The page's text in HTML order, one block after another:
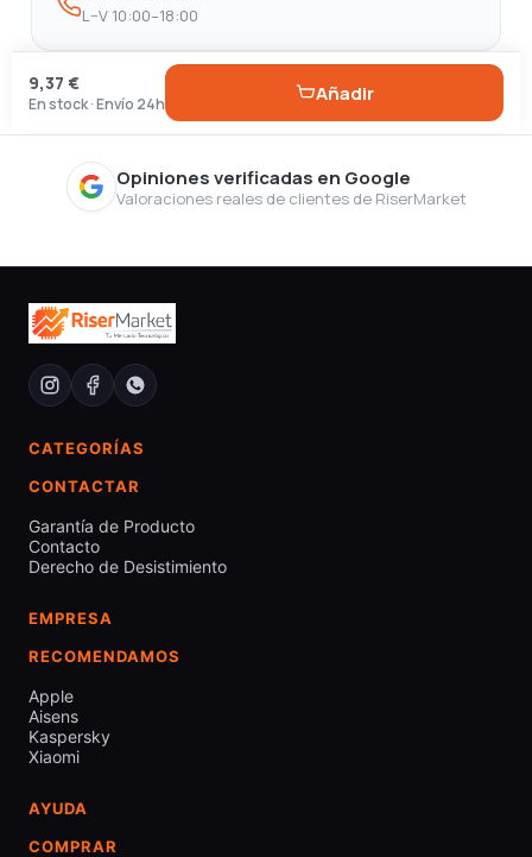
L–V 10:00–18:00
9,37 €
En stock · Envío 24h Añadir
Opiniones verificadas en Google
Valoraciones reales de clientes de RiserMarket
CATEGORÍAS
CONTACTAR
Garantía de Producto
Contacto
Derecho de Desistimiento
EMPRESA
RECOMENDAMOS
Apple
Aisens
Kaspersky
Xiaomi
AYUDA
COMPRAR